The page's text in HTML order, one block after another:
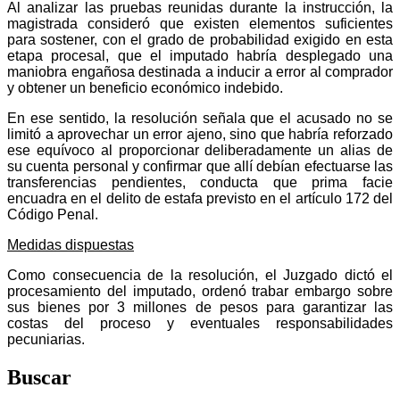
Al analizar las pruebas reunidas durante la instrucción, la
magistrada consideró que existen elementos suficientes
para sostener, con el grado de probabilidad exigido en esta
etapa procesal, que el imputado habría desplegado una
maniobra engañosa destinada a inducir a error al comprador
y obtener un beneficio económico indebido.
En ese sentido, la resolución señala que el acusado no se
limitó a aprovechar un error ajeno, sino que habría reforzado
ese equívoco al proporcionar deliberadamente un alias de
su cuenta personal y confirmar que allí debían efectuarse las
transferencias pendientes, conducta que prima facie
encuadra en el delito de estafa previsto en el artículo 172 del
Código Penal.
Medidas dispuestas
Como consecuencia de la resolución, el Juzgado dictó el
procesamiento del imputado, ordenó trabar embargo sobre
sus bienes por 3 millones de pesos para garantizar las
costas del proceso y eventuales responsabilidades
pecuniarias.
Buscar